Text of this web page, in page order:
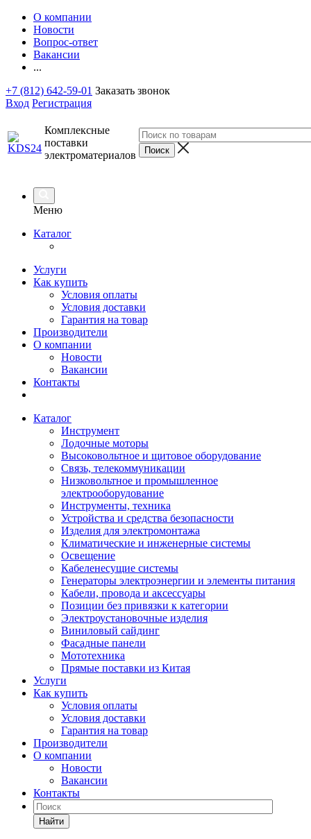
О компании
Новости
Вопрос-ответ
Вакансии
...
+7 (812) 642-59-01 Заказать звонок
Вход Регистрация
Комплексные
поставки
электроматериалов
Меню
Каталог
Услуги
Как купить
Условия оплаты
Условия доставки
Гарантия на товар
Производители
О компании
Новости
Вакансии
Контакты
Каталог
Инструмент
Лодочные моторы
Высоковольтное и щитовое оборудование
Связь, телекоммуникации
Низковольтное и промышленное
электрооборудование
Инструменты, техника
Устройства и средства безопасности
Изделия для электромонтажа
Климатические и инженерные системы
Освещение
Кабеленесущие системы
Генераторы электроэнергии и элементы питания
Кабели, провода и аксессуары
Позиции без привязки к категории
Электроустановочные изделия
Виниловый сайдинг
Фасадные панели
Мототехника
Прямые поставки из Китая
Услуги
Как купить
Условия оплаты
Условия доставки
Гарантия на товар
Производители
О компании
Новости
Вакансии
Контакты
Найти